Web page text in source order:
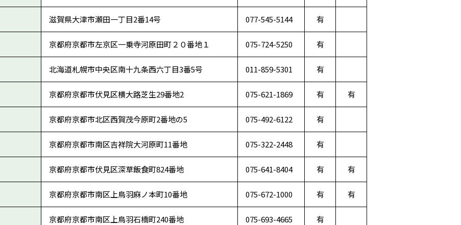
滋賀県大津市瀬田一丁目2番14号 077-545-5144 有
京都府京都市左京区一乗寺河原田町２０番地１ 075-724-5250 有
北海道札幌市中央区南十九条西六丁目3番5号 011-859-5301 有
京都府京都市伏見区横大路芝生29番地2 075-621-1869 有 有
京都府京都市北区西賀茂今原町2番地の5 075-492-6122 有
京都府京都市南区吉祥院大河原町11番地 075-322-2448 有
京都府京都市伏見区深草飯食町824番地 075-641-8404 有 有
京都府京都市南区上鳥羽麻ノ本町10番地 075-672-1000 有 有
京都府京都市南区上鳥羽石橋町240番地 075-693-4665 有